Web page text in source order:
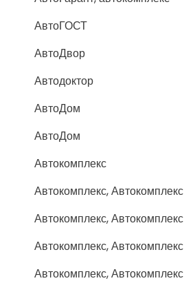
АвтоГОСТ
АвтоДвор
Автодоктор
АвтоДом
АвтоДом
Автокомплекс
Автокомплекс, Автокомплекс
Автокомплекс, Автокомплекс
Автокомплекс, Автокомплекс
Автокомплекс, Автокомплекс